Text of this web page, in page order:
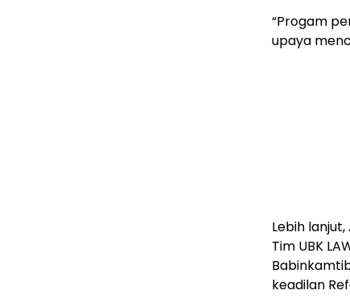
“Progam
upaya
Lebih
Tim UBK
keadilan